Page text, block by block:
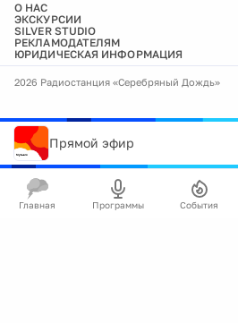
О НАС
ЭКСКУРСИИ
SILVER STUDIO
РЕКЛАМОДАТЕЛЯМ
ЮРИДИЧЕСКАЯ ИНФОРМАЦИЯ
2026 Радиостанция «Серебряный Дождь»
Прямой эфир
Главная Программы События